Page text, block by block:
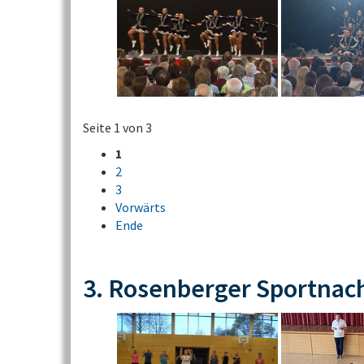
Seite 1 von 3
1
2
3
Vorwärts
Ende
3. Rosenberger